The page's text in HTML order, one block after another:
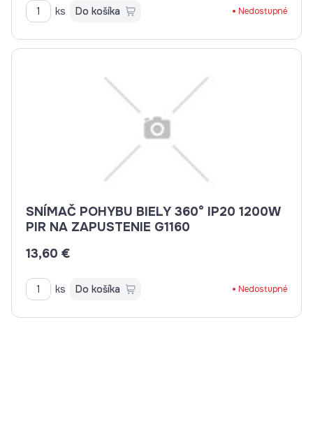
ks Do košíka Nedostupné
SNÍMAČ POHYBU BIELY 360° IP20 1200W
PIR NA ZAPUSTENIE G1160
13,60 €
ks Do košíka Nedostupné